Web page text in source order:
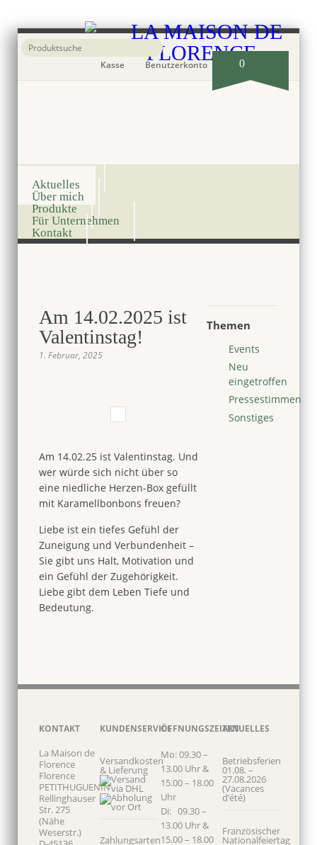
Kasse Benutzerkonto 0
Aktuelles
Über mich
Produkte
Für Unternehmen
Kontakt
Am 14.02.2025 ist
Valentinstag!
1. Februar, 2025
Am 14.02.25 ist Valentinstag. Und
wer würde sich nicht über so
eine niedliche Herzen-Box gefüllt
mit Karamellbonbons freuen?
Liebe ist ein tiefes Gefühl der
Zuneigung und Verbundenheit –
Sie gibt uns Halt, Motivation und
ein Gefühl der Zugehörigkeit.
Liebe gibt dem Leben Tiefe und
Bedeutung.
Themen
Events
Neu
eingetroffen
Pressestimmen
Sonstiges
KONTAKT
La Maison de
Florence
Florence
PETITHUGUENIN
Rellinghauser
Str. 275
(Nähe
Weserstr.)
KUNDENSERVICE
Versandkosten
& Lieferung
Zahlungsarten
ÖFFNUNGSZEITEN
Mo: 09.30 –
13.00 Uhr &
15.00 – 18.00
Uhr
Di: 09.30 –
13.00 Uhr &
15.00 – 18.00
AKTUELLES
Betriebsferien
01.08. –
27.08.2026
(Vacances
d’été)
Französischer
Nationalfeiertag